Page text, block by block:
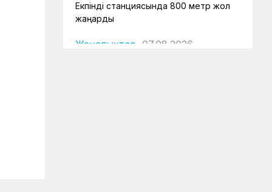
Екпінді станциясында 800 метр жол
жаңарды
Жаңалықтар 07.08.2026